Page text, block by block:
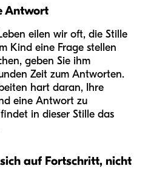
Antwort
eilen wir oft, die Stille
Kind eine Frage stellen
geben Sie ihm
Zeit zum Antworten.
hart daran, Ihre
eine Antwort zu
in dieser Stille das
auf Fortschritt, nicht